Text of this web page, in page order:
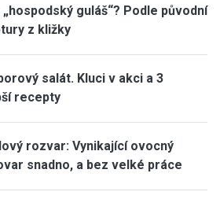
„hospodský guláš“? Podle původní
z kližky
salát. Kluci v akci a 3
recepty
rozvar: Vynikající ovocný
snadno, a bez velké práce